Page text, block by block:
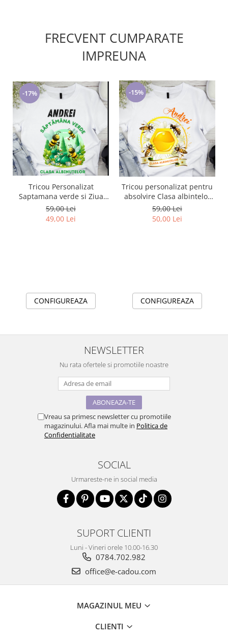
FRECVENT CUMPARATE
IMPREUNA
-17%
Tricou Personalizat
Saptamana verde si Ziua
Pământului clasa
albinutelor material
bumbac TSV111
59,00 Lei
49,00 Lei
CONFIGUREAZA
-15%
Tricou personalizat pentru
absolvire Clasa albintelor
cu text sau poze ABS1036
59,00 Lei
50,00 Lei
CONFIGUREAZA
NEWSLETTER
Nu rata ofertele si promotiile noastre
Vreau sa primesc newsletter cu promotiile
magazinului. Afla mai multe in Politica de
Confidentialitate
SOCIAL
Urmareste-ne in social media
SUPORT CLIENTI
Luni - Vineri orele 10.00-16.30
0784.702.982
office@e-cadou.com
MAGAZINUL MEU
CLIENTI